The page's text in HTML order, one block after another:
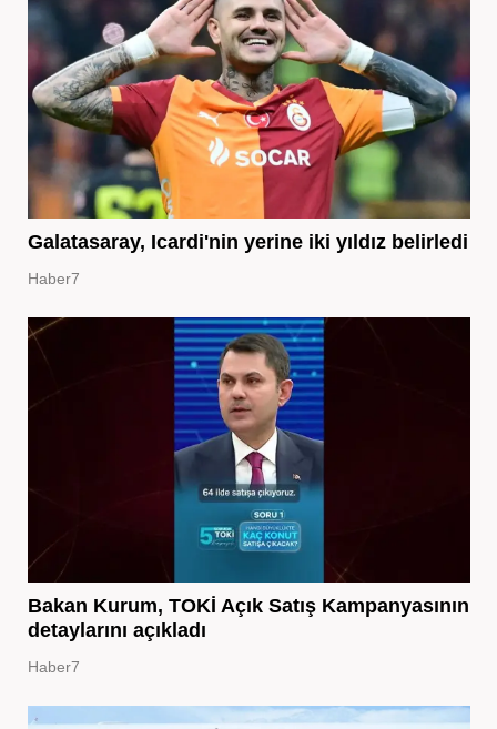
Galatasaray, Icardi'nin yerine iki yıldız belirledi
Haber7
Bakan Kurum, TOKİ Açık Satış Kampanyasının
detaylarını açıkladı
Haber7